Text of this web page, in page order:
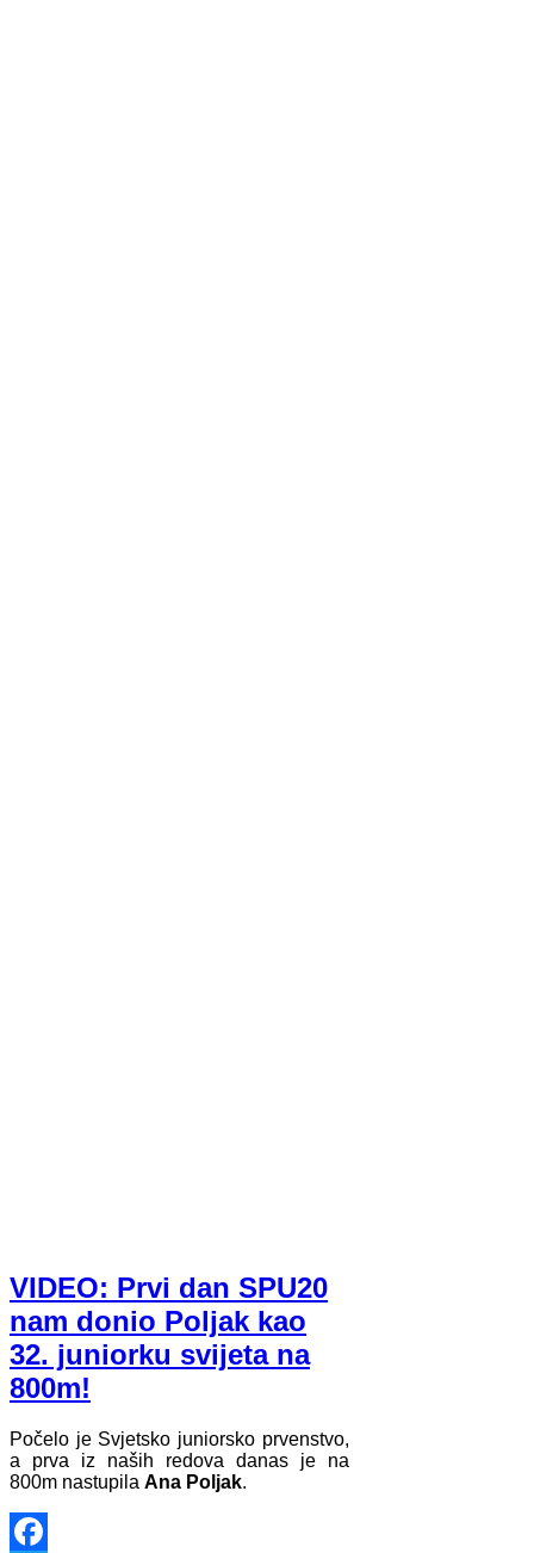
VIDEO: Prvi dan SPU20
nam donio Poljak kao
32. juniorku svijeta na
800m!
Počelo je Svjetsko juniorsko prvenstvo,
a prva iz naših redova danas je na
800m nastupila Ana Poljak.